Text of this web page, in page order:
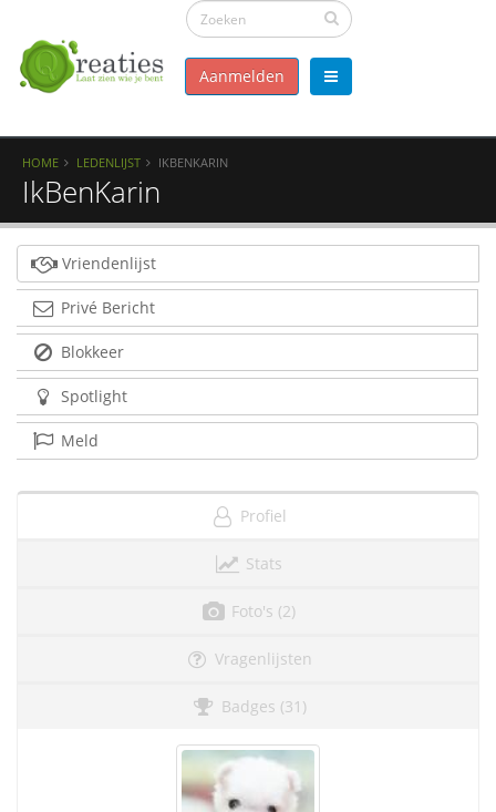
Aanmelden
HOME LEDENLIJST IKBENKARIN
IkBenKarin
Vriendenlijst
Privé Bericht
Blokkeer
Spotlight
Meld
Profiel
Stats
Foto's (2)
Vragenlijsten
Badges (31)